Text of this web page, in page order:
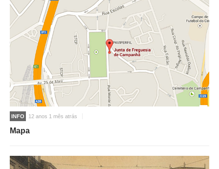
INFO 12 anos 1 mês atrás
Mapa